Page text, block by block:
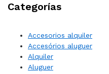
Categorías
Accesorios alquiler
Accesórios aluguer
Alquiler
Aluguer